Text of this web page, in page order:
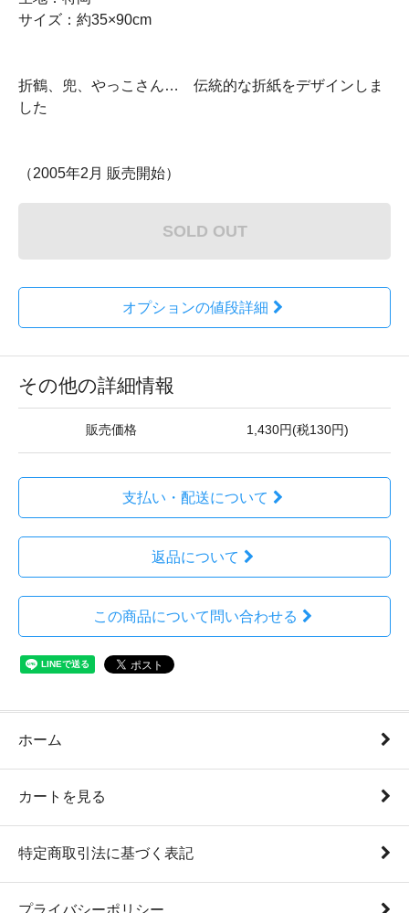
サイズ：約35×90cm
折鶴、兜、やっこさん… 伝統的な折紙をデザインしま
した
（2005年2月 販売開始）
SOLD OUT
オプションの値段詳細
その他の詳細情報
販売価格 1,430円(税130円)
支払い・配送について
返品について
この商品について問い合わせる
ホーム
カートを見る
特定商取引法に基づく表記
プライバシーポリシー